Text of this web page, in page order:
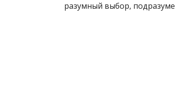
разумный выбор,